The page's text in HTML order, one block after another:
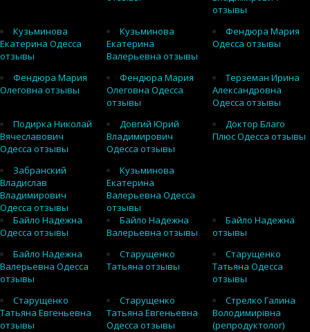
отзывы
Кузьминова
Екатерина Одесса
отзывы
Кузьминова
Екатерина
Валерьевна отзывы
Фендюра Мария
Одесса отзывы
Фендюра Мария
Олеговна отзывы
Фендюра Мария
Олеговна Одесса
отзывы
Терземан Ирина
Александровна
Одесса отзывы
Подирка Николай
Вячеславович
Одесса отзывы
Довгий Юрий
Владимирович
Одесса отзывы
Доктор Благо
Плюс Одесса отзывы
Забранский
Владислав
Владимирович
Одесса отзывы
Кузьминова
Екатерина
Валерьевна Одесса
отзывы
Байло Надежна
Одесса отзывы
Байло Надежна
Валерьевна отзывы
Байло Надежна
отзывы
Байло Надежна
Валерьевна Одесса
отзывы
Старущенко
Татьяна отзывы
Старущенко
Татьяна Одесса
отзывы
Старущенко
Татьяна Евгеньевна
отзывы
Старущенко
Татьяна Евгеньевна
Одесса отзывы
Стрелко Галина
Володимирівна
(репродуктолог)